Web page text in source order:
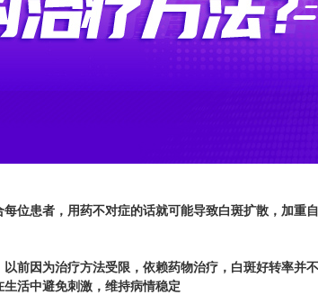
患者，用药不对症的话就可能导致白斑扩散，加重
因为治疗方法受限，依赖药物治疗，白斑好转率并
活中避免刺激，维持病情稳定